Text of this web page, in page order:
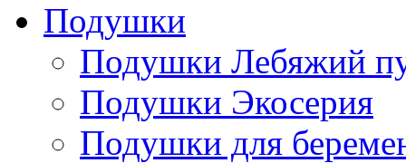
Подушки
Подушки Лебяжий
Подушки Экосерия
Подушки для